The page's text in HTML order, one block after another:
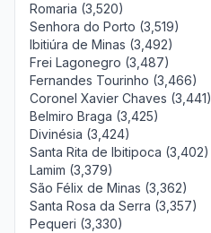
Romaria (3,520)
Senhora do Porto (3,519)
Ibitiúra de Minas (3,492)
Frei Lagonegro (3,487)
Fernandes Tourinho (3,466)
Coronel Xavier Chaves (3,441)
Belmiro Braga (3,425)
Divinésia (3,424)
Santa Rita de Ibitipoca (3,402)
Lamim (3,379)
São Félix de Minas (3,362)
Santa Rosa da Serra (3,357)
Pequeri (3,330)